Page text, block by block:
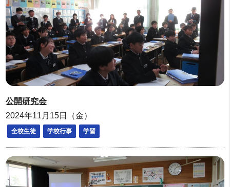
公開研究会
2024年11月15日（金）
全校生徒 学校行事 学習